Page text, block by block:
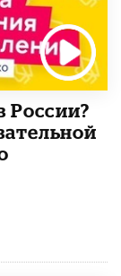
России?